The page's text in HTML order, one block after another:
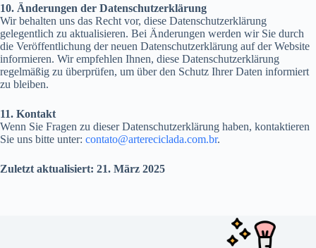
10. Änderungen der Datenschutzerklärung
Wir behalten uns das Recht vor, diese Datenschutzerklärung
gelegentlich zu aktualisieren. Bei Änderungen werden wir Sie durch
die Veröffentlichung der neuen Datenschutzerklärung auf der Website
informieren. Wir empfehlen Ihnen, diese Datenschutzerklärung
regelmäßig zu überprüfen, um über den Schutz Ihrer Daten informiert
zu bleiben.
11. Kontakt
Wenn Sie Fragen zu dieser Datenschutzerklärung haben, kontaktieren
Sie uns bitte unter: contato@artereciclada.com.br.
Zuletzt aktualisiert: 21. März 2025